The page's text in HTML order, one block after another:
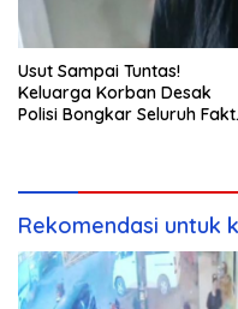
Usut Sampai Tuntas!
Keluarga Korban Desak
Polisi Bongkar Seluruh
Rekomendasi untuk